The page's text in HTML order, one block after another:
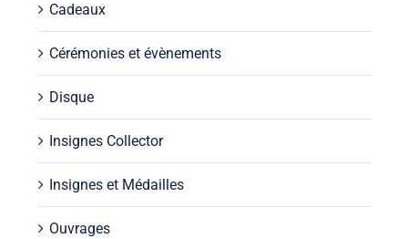
Cadeaux
Cérémonies et évènements
Disque
Insignes Collector
Insignes et Médailles
Ouvrages